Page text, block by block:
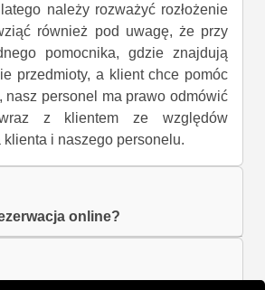
należy rozważyć rozłożenie
również pod uwagę, że przy
pomocnika, gdzie znajdują
przedmioty, a klient chce pomóc
nasz personel ma prawo odmówić
wraz z klientem ze względów
klienta i naszego personelu.
online?